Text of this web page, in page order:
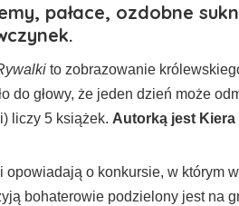
pałace, ozdobne
to zobrazowanie
do głowy, że jeden dzień może
liczy 5 książek. Autorką jest Kiera
opowiadają o konkursie, w którym
bohaterowie podzielony jest na